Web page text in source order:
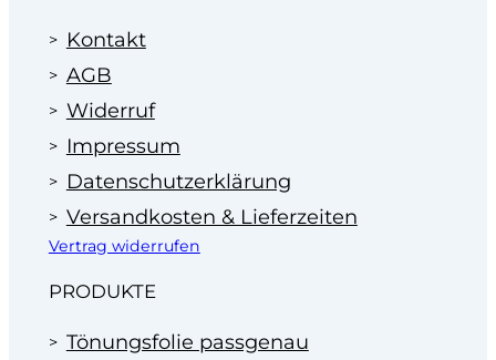
Kontakt
AGB
Widerruf
Impressum
Datenschutzerklärung
Versandkosten & Lieferzeiten
Vertrag widerrufen
PRODUKTE
Tönungsfolie passgenau